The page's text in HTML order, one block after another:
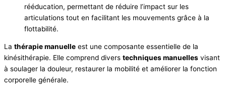
rééducation, permettant de réduire l’impact sur les
articulations tout en facilitant les mouvements grâce à la
flottabilité.
La thérapie manuelle est une composante essentielle de la
kinésithérapie. Elle comprend divers techniques manuelles visant
à soulager la douleur, restaurer la mobilité et améliorer la fonction
corporelle générale.